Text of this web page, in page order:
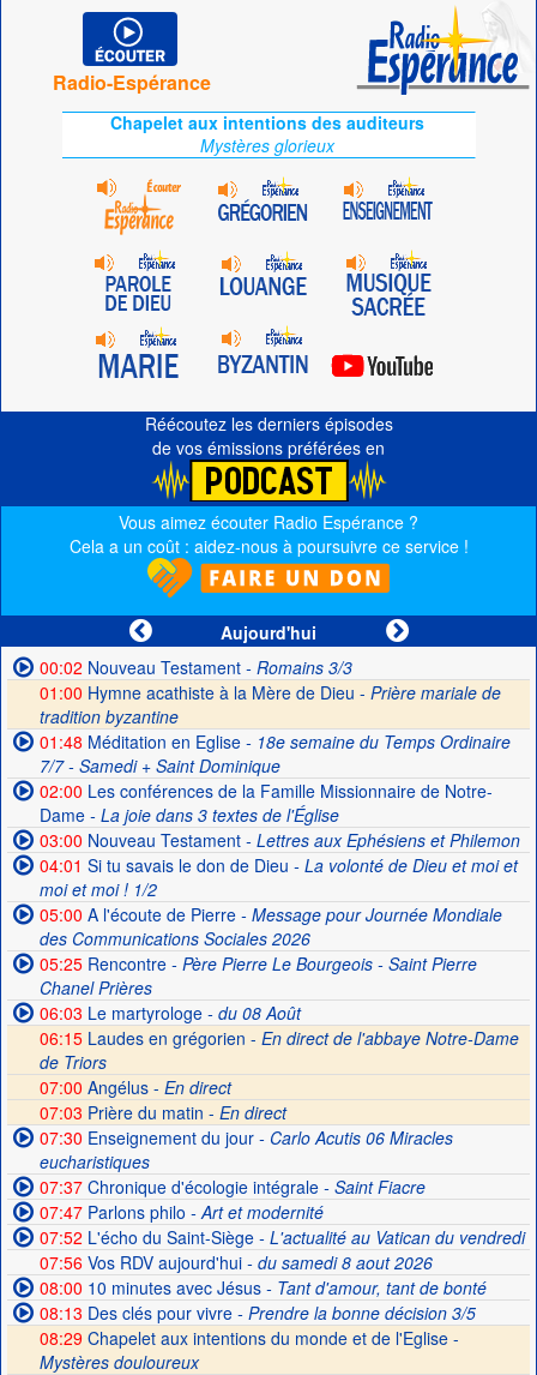
Radio-Espérance
Chapelet aux intentions des auditeurs
Mystères glorieux
Réécoutez les derniers épisodes
de vos émissions préférées en
Vous aimez écouter Radio Espérance ?
Cela a un coût : aidez-nous à poursuivre ce service !
Aujourd'hui
00:02 Nouveau Testament- Romains 3/3
01:00 Hymne acathiste à la Mère de Dieu - Prière mariale de
tradition byzantine
01:48 Méditation en Eglise- 18e semaine du Temps Ordinaire
7/7 - Samedi + Saint Dominique
02:00 Les conférences de la Famille Missionnaire de Notre-
Dame- La joie dans 3 textes de l'Église
03:00 Nouveau Testament- Lettres aux Ephésiens et Philemon
04:01 Si tu savais le don de Dieu - La volonté de Dieu et moi et
moi et moi ! 1/2
05:00 A l'écoute de Pierre- Message pour Journée Mondiale
des Communications Sociales 2026
05:25Rencontre- Père Pierre Le Bourgeois - Saint Pierre
Chanel Prières
06:03 Le martyrologe- du 08 Août
06:15Laudes en grégorien - En direct de l'abbaye Notre-Dame
de Triors
07:00 Angélus - En direct
07:03 Prière du matin - En direct
07:30 Enseignement du jour- Carlo Acutis 06 Miracles
eucharistiques
07:37Chronique d'écologie intégrale- Saint Fiacre
07:47Parlons philo - Art et modernité
07:52 L'écho du Saint-Siège- L'actualité au Vatican du vendredi
07:56Vos RDV aujourd'hui- du samedi 8 aout 2026
08:00 10 minutes avec Jésus- Tant d'amour, tant de bonté
08:13 Des clés pour vivre- Prendre la bonne décision 3/5
08:29 Chapelet aux intentions du monde et de l'Eglise -
Mystères douloureux